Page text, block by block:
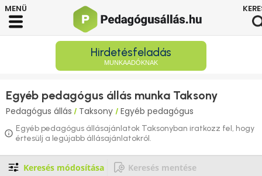
Hirdetésfeladás
MUNKAADÓKNAK
Egyéb pedagógus állás munka Taksony
Pedagógus állás / Taksony / Egyéb pedagógus
Egyéb pedagógus állásajánlatok Taksonyban iratkozz fel, hogy
értesülj a legújabb állásajánlatokról.
Keresés módosítása Keresés mentése